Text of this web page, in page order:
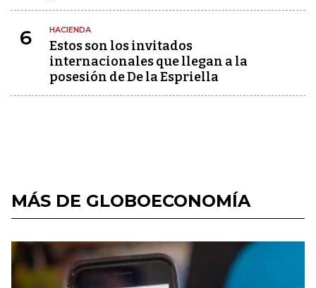
6 HACIENDA
Estos son los invitados
internacionales que llegan a la
posesión de De la Espriella
MÁS DE GLOBOECONOMÍA